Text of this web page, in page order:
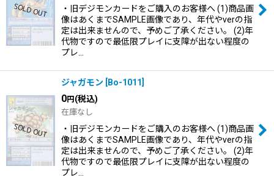
・旧デジモンカードをご購入のお客様へ (1)商品画
像はあくまでSAMPLE画像であり、年代やverの指
定は出来ませんので、予めご了承ください。 (2)年
代物ですので最低限プレイに支障が出ない程度の
プレ…
ジャガモン Bo-1011
0円(税込)
在庫なし
・旧デジモンカードをご購入のお客様へ (1)商品画
像はあくまでSAMPLE画像であり、年代やverの指
定は出来ませんので、予めご了承ください。 (2)年
代物ですので最低限プレイに支障が出ない程度の
プレ…